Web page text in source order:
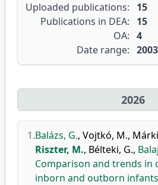
Uploaded publications:
15
Publications in DEA:
15
OA: 4
Date range:
2026
1.Balázs, G., Vojtkó, M.,
Riszter, M., Bélteki, G.,
Comparison and trends in
inborn and outborn